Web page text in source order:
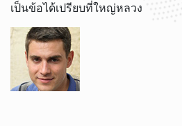
เป็นข้อได้เปรียบที่ใหญ่หลวง